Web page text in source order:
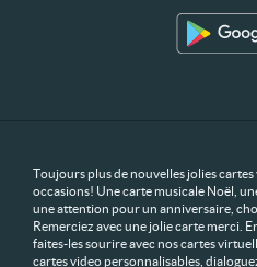
Toujours plus de nouvelles jolies
occasions! Une carte musicale Noël,
une attention pour un anniversaire,
Remerciez avec une jolie carte merci.
faites-les sourire avec nos cartes
cartes video personnalisables,